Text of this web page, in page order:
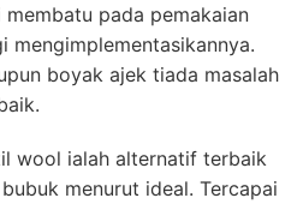
pada pemakaian
mengimplementasikannya.
boyak ajek tiada masalah
wool ialah alternatif terbaik
menurut ideal. Tercapai